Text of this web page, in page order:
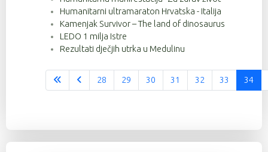
Humanitarni ultramaraton Hrvatska - Italija
Kamenjak Survivor – The land of dinosaurus
LEDO 1 milja Istre
Rezultati dječjih utrka u Medulinu
Stranica 34 od 37
28 29 30 31 32 33 34